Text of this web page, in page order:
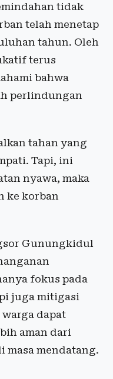
tidak
telah menetap
tahun. Oleh
terus
bahwa
perlindungan
tahan yang
Tapi, ini
nyawa, maka
ke korban
Gunungkidul
fokus pada
juga mitigasi
dapat
aman dari
masa mendatang.